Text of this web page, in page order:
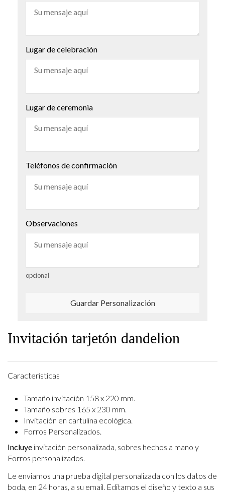
Lugar de celebración
Lugar de ceremonia
Teléfonos de confirmación
Observaciones
opcional
Guardar Personalización
Invitación tarjetón dandelion
Características
Tamaño invitación 158 x 220 mm.
Tamaño sobres 165 x 230 mm.
Invitación en cartulina ecológica.
Forros Personalizados.
Incluye invitación personalizada, sobres hechos a mano y
Forros personalizados.
Le enviamos una prueba digital personalizada con los datos de
boda, en 24 horas, a su email. Editamos el diseño y texto a sus